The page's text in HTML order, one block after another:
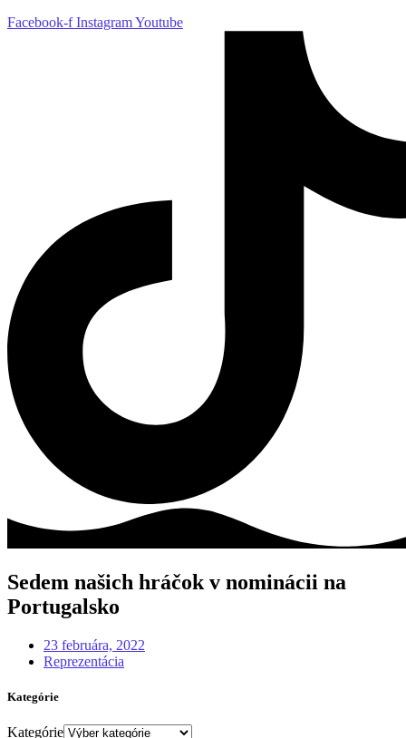
Facebook-f InstagramYoutube
Sedem našich hráčok v nominácii na
Portugalsko
23 februára, 2022
Reprezentácia
Kategórie
Kategórie